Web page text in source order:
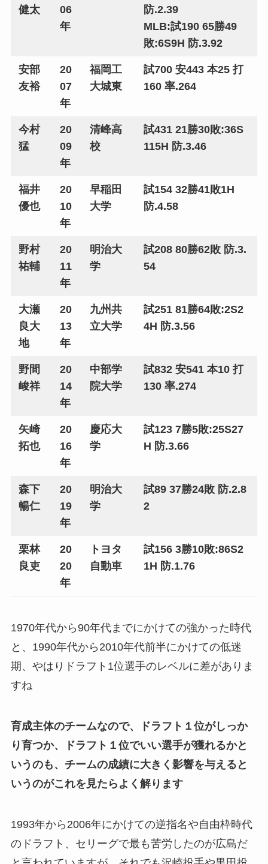
健太
06
年
防.2.39
MLB:試190 65勝49
敗:6S9H 防.3.92
安部
友裕
20
07
年
福岡工
大城東
試700 安443 本25 打
160 率.264
今村
猛
20
09
年
清峰高
校
試431 21勝30敗:36S
115H 防.3.46
福井
優也
20
10
年
早稲田
大学
試154 32勝41敗1H
防.4.58
野村
祐輔
20
11
年
明治大
学
試208 80勝62敗 防.3.
54
大瀬
良大
地
20
13
年
九州共
立大学
試251 81勝64敗:2S2
4H 防.3.56
野間
峻祥
20
14
年
中部学
院大学
試832 安541 本10 打
130 率.274
矢崎
拓也
20
16
年
慶応大
学
試123 7勝5敗:25S27
H 防.3.66
森下
暢仁
20
19
年
明治大
学
試89 37勝24敗 防.2.8
2
栗林
良吏
20
20
年
トヨタ
自動車
試156 3勝10敗:86S2
1H 防.1.76
1970年代から90年代までにかけての強かった時代
と、1990年代から2010年代前半にかけての低迷
期、やはりドラフト1位選手のレベルに差がありま
すね
育成主体のチームなので、ドラフト１位がしっか
り育つか、ドラフト１位でいい選手が獲れるかと
いうのも、チームの成績に大きく影響を与えると
いうのがこれを見たらよく解ります
1993年から2006年にかけての逆指名や自由枠時代
のドラフト、セリーグで最も苦労したのが広島だ